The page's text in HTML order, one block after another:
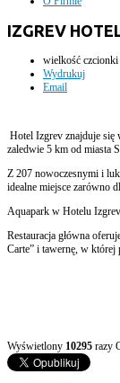
IZGREV
wielkość czcionki
Wydrukuj
Email
Hotel Izgrev znajduje się
zaledwie 5 km od miasta
Z 207 nowoczesnymi i
idealne miejsce zarówno
Aquapark w Hotelu
Restauracja główna
Carte” i tawernę, w której
Wyświetlony 10295 razy